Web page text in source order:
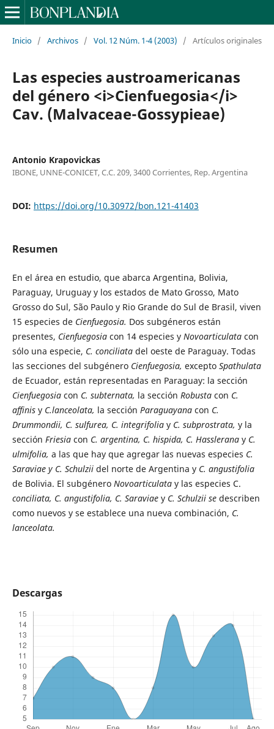
Inicio / Archivos / Vol. 12 Núm. 1-4 (2003) / Artículos originales
Las especies austroamericanas
del género <i>Cienfuegosia</i>
Cav. (Malvaceae-Gossypieae)
Antonio Krapovickas
IBONE, UNNE-CONICET, C.C. 209, 3400 Corrientes, Rep. Argentina
DOI: https://doi.org/10.30972/bon.121-41403
Resumen
En el área en estudio, que abarca Argentina, Bolivia,
Paraguay, Uruguay y los estados de Mato Grosso, Mato
Grosso do Sul, São Paulo y Rio Grande do Sul de Brasil, viven
15 especies de Cienfuegosia. Dos subgéneros están
presentes, Cienfuegosia con 14 especies y Novoarticulata con
sólo una especie, C. conciliata del oeste de Paraguay. Todas
las secciones del subgénero Cienfuegosia, excepto Spathulata
de Ecuador, están representadas en Paraguay: la sección
Cienfuegosia con C. subternata, la sección Robusta con C.
affinis y C.lanceolata, la sección Paraguayana con C.
Drummondii, C. sulfurea, C. integrifolia y C. subprostrata, y la
sección Friesia con C. argentina, C. hispida, C. Hasslerana y C.
ulmifolia, a las que hay que agregar las nuevas especies C.
Saraviae y C. Schulzii del norte de Argentina y C. angustifolia
de Bolivia. El subgénero Novoarticulata y las especies C.
conciliata, C. angustifolia, C. Saraviae y C. Schulzii se describen
como nuevos y se establece una nueva combinación, C.
lanceolata.
Descargas